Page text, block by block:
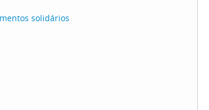
solidários